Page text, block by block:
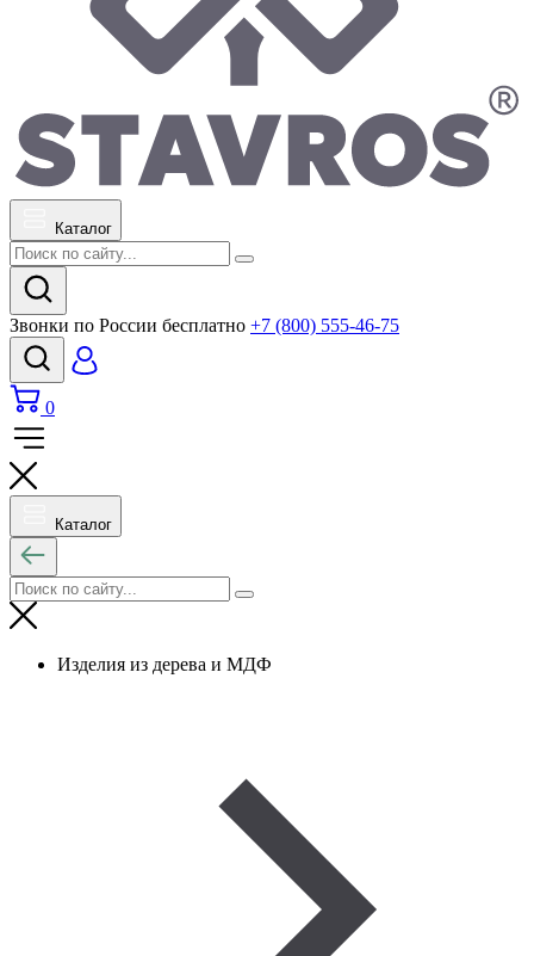
Каталог
Звонки по России бесплатно +7 (800) 555-46-75
0
Каталог
Изделия из дерева и МДФ